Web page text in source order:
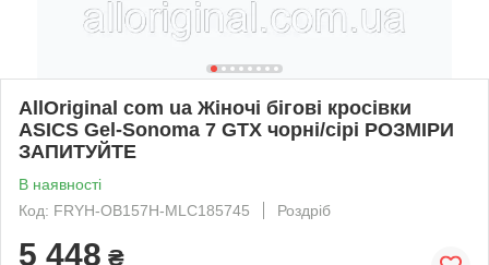
AllOriginal com ua Жіночі бігові кросівки
ASICS Gel-Sonoma 7 GTX чорні/сірі РОЗМІРИ
ЗАПИТУЙТЕ
В наявності
Код: FRYH-OB157H-MLC185745
Роздріб
5 448 ₴